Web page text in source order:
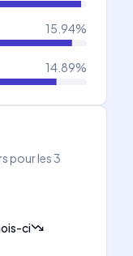
15.94%
14.89%
pour les 3
ci